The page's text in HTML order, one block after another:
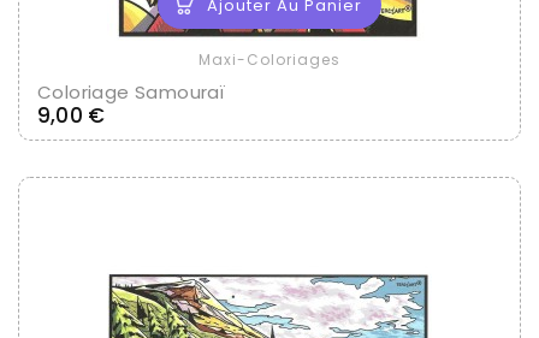
Ajouter Au Panier
Maxi-Coloriages
Coloriage Samouraï
9,00 €Prix